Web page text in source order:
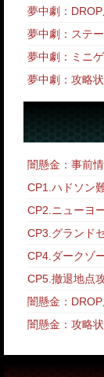
夢中劇：DROP
夢中劇：ステ
夢中劇：ミニ
夢中劇：攻略
闇懸金：事前
CP1.ハドソン
CP2.ニューヨ
CP3.グランド
CP4.ダークゾ
CP5.撤退地点
闇懸金：
闇懸金：攻略